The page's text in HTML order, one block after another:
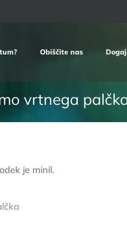
Obiščite nas
vrtnega
je minil.